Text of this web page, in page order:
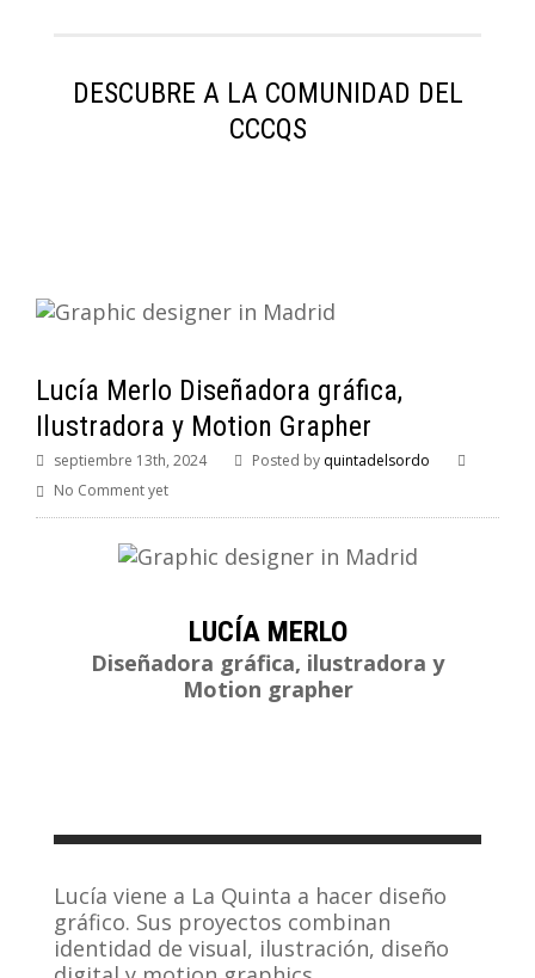
DESCUBRE A LA COMUNIDAD DEL
CCCQS
Lucía Merlo Diseñadora gráfica,
Ilustradora y Motion Grapher
septiembre 13th, 2024 Posted by quintadelsordo
No Comment yet
LUCÍA MERLO
Diseñadora gráfica, ilustradora y
Motion grapher
Lucía viene a La Quinta a hacer diseño
gráfico. Sus proyectos combinan
identidad de visual, ilustración, diseño